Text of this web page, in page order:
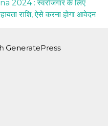
2024 : स्वरोजगार के लिए
राशि, ऐसे करना होगा आवेदन
GeneratePress